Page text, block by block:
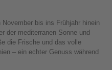
bis ins Frühjahr hinein
der mediterranen Sonne und
die Frische und das volle
– ein echter Genuss während